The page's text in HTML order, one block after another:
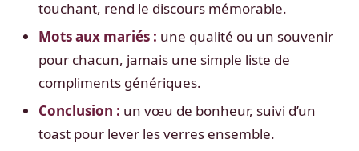
touchant, rend le discours mémorable.
Mots aux mariés : une qualité ou un souvenir
pour chacun, jamais une simple liste de
compliments génériques.
Conclusion : un vœu de bonheur, suivi d’un
toast pour lever les verres ensemble.